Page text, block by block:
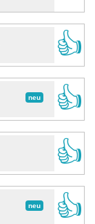
👍
neu
👍
👍
neu
👍